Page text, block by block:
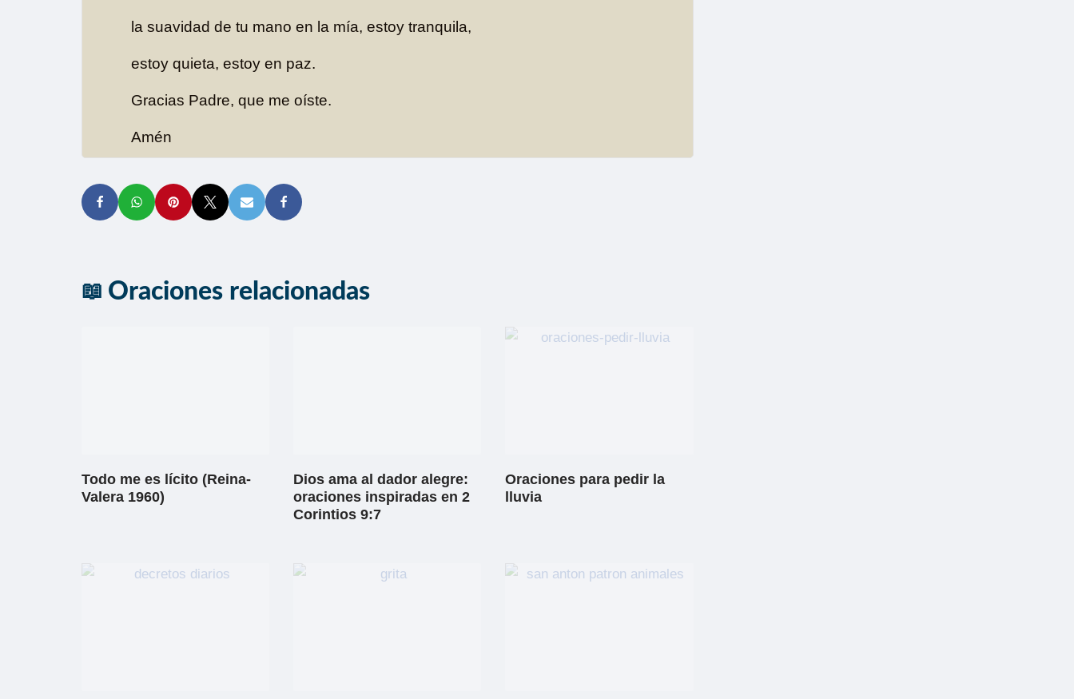
la suavidad de tu mano en la mía, estoy tranquila,
estoy quieta, estoy en paz.
Gracias Padre, que me oíste.
Amén
Oraciones relacionadas
Todo me es lícito (Reina-
Valera 1960)
Dios ama al dador alegre:
oraciones inspiradas en 2
Corintios 9:7
Oraciones para pedir la
lluvia